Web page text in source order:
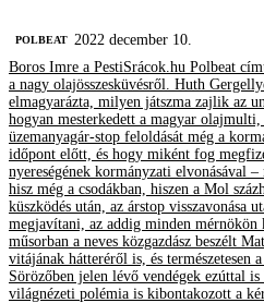
‎POLBEAT
2022 december 10.
Boros Imre a PestiSrácok.hu Polbeat
a nagy olajösszesküvésről. Huth
elmagyarázta, milyen játszma zajlik az
hogyan mesterkedett a magyar
üzemanyagár-stop feloldását még a
időpont előtt, és hogy miként fog
nyereségének kormányzati elvonásával
hisz még a csodákban, hiszen a Mol
küszködés után, az árstop visszavonása
megjavítani, az addig minden mérnökön
műsorban a neves közgazdász beszélt
vitájának hátteréről is, és természetesen
Sörözőben jelen lévő vendégek ezúttal
világnézeti polémia is kibontakozott a